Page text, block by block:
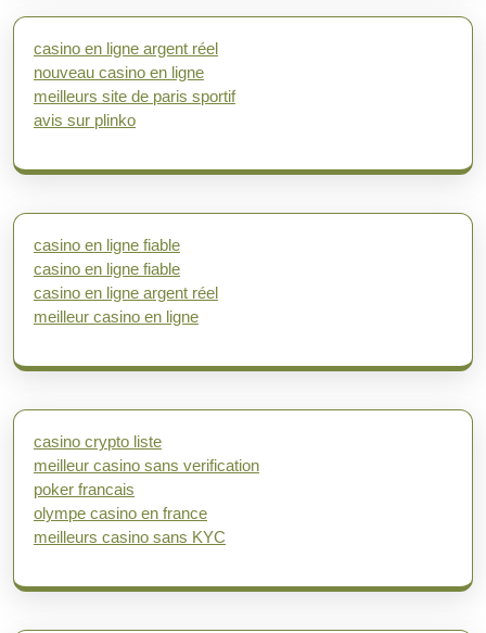
casino en ligne argent réel
nouveau casino en ligne
meilleurs site de paris sportif
avis sur plinko
casino en ligne fiable
casino en ligne fiable
casino en ligne argent réel
meilleur casino en ligne
casino crypto liste
meilleur casino sans verification
poker francais
olympe casino en france
meilleurs casino sans KYC